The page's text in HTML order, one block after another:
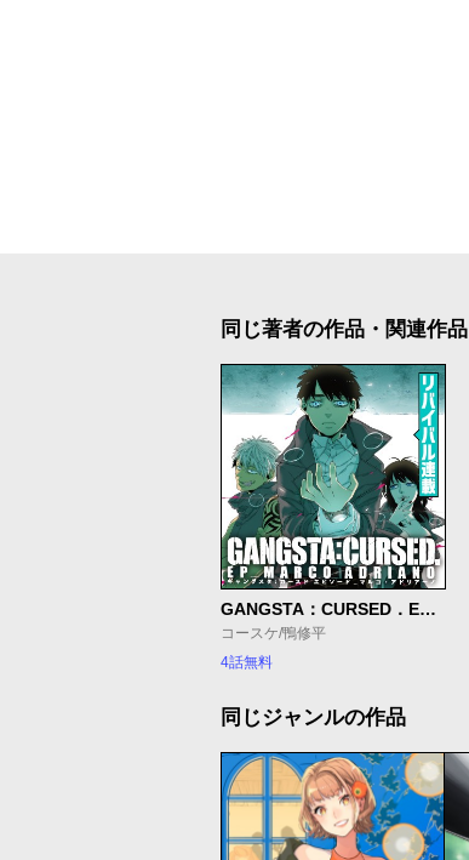
同じ著者の作品・関連作品
GANGSTA：CURSED．EP_MARCO ADRIANO
コースケ/鴨修平
4話無料
同じジャンルの作品